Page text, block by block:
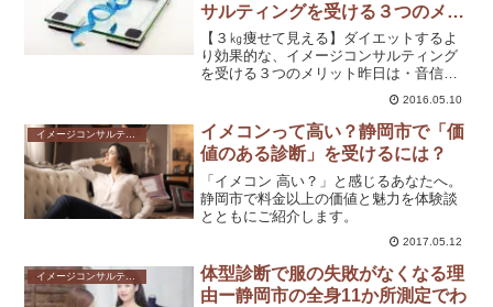
サルティングを受ける３つのメリ
ット
【３㎏痩せて見える】ダイエットするよ
り効果的な、イメージコンサルティング
を受ける３つのメリット昨日は・音信不
通の彼から突然連絡が来て会うことにな
った方・ずーっと変わらなかったお給料
が4万増えて、さらに臨時収入も入る予定
のSさまから嬉しいご報...
2016.05.10
イメージコンサルティングを受けるメリット
イメコンって高い？静岡市で「価
値のある診断」を受けるには？
「イメコン 高い？」と感じるあなたへ。
静岡市で料金以上の価値と魅力を体験談
とともにご紹介します。
2017.05.12
イメージコンサルティングを受けるメリット
体型診断で服の失敗がなくなる理
由ー静岡市の全身11か所測定でわ